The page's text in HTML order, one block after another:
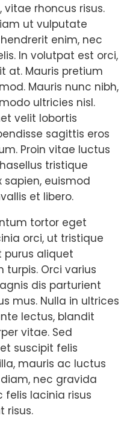
rhoncus risus.
ut vulputate
enim, nec
In volutpat est orci,
at. Mauris pretium
Mauris nunc nibh,
ultricies nisl.
velit lobortis
sagittis eros
Proin vitae luctus
tristique
euismod
et libero.
tortor eget
orci, ut tristique
purus aliquet
Orci varius
dis parturient
mus. Nulla in ultrices
lectus, blandit
vitae. Sed
suscipit felis
mauris ac luctus
nec gravida
felis lacinia risus
risus.